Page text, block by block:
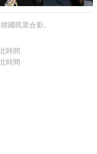
國民眾合影。
時間
時間